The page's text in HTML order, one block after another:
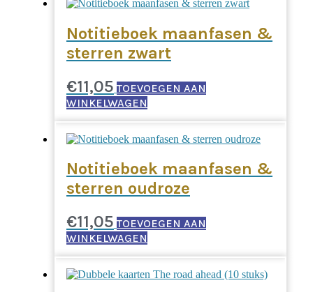
Notitieboek maanfasen &
sterren zwart
€11,05 TOEVOEGEN AAN
WINKELWAGEN
Notitieboek maanfasen &
sterren oudroze
€11,05 TOEVOEGEN AAN
WINKELWAGEN